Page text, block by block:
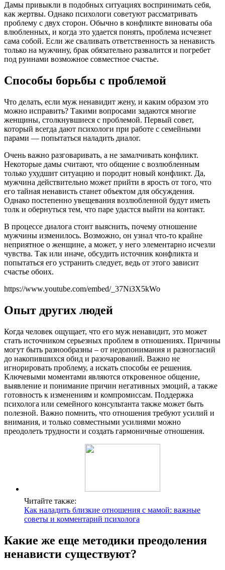
Дамы привыкли в подобных ситуациях воспринимать себя,
как жертвы. Однако психологи советуют рассматривать
проблему с двух сторон. Обычно в конфликте виноваты оба
влюбленных, и когда это удается понять, проблема исчезнет
сама собой. Если же сваливать ответственность за ненависть
только на мужчину, брак обязательно развалится и погребет
под руинами возможное совместное счастье.
Способы борьбы с проблемой
Что делать, если муж ненавидит жену, и каким образом это
можно исправить? Такими вопросами задаются многие
женщины, столкнувшиеся с проблемой. Первый совет,
который всегда дают психологи при работе с семейными
парами — попытаться наладить диалог.
Очень важно разговаривать, а не замалчивать конфликт.
Некоторые дамы считают, что общение с возлюбленным
только ухудшит ситуацию и породит новый конфликт. Да,
мужчина действительно может прийти в ярость от того, что
его тайная ненависть станет объектом для обсуждения.
Однако постепенно увещевания возлюбленной будут иметь
толк и обернуться тем, что паре удастся выйти на контакт.
В процессе диалога стоит выяснить, почему отношение
мужчины изменилось. Возможно, он узнал что-то крайне
неприятное о женщине, а может, у него элементарно исчезли
чувства. Так или иначе, обсудить источник конфликта и
попытаться его устранить следует, ведь от этого зависит
счастье обоих.
https://www.youtube.com/embed/_37Ni3X5kWo
Опыт других людей
Когда человек ощущает, что его муж ненавидит, это может
стать источником серьезных проблем в отношениях. Причины
могут быть разнообразны – от недопонимания и разногласий
до накопившихся обид и разочарований. Важно не
игнорировать проблему, а искать способы ее решения.
Ключевыми моментами являются откровенное общение,
выявление и понимание причин негативных эмоций, а также
готовность к изменениям и компромиссам. Поддержка
психолога или семейного консультанта также может быть
полезной. Важно помнить, что отношения требуют усилий и
внимания, и только совместными усилиями можно
преодолеть трудности и создать гармоничные отношения.
Читайте также:
Как наладить близкие отношения с мамой: важные
советы и комментарий психолога
Какие же еще методики преодоления
ненависти существуют?